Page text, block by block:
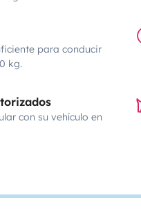
para conducir
kg.
con su vehículo en